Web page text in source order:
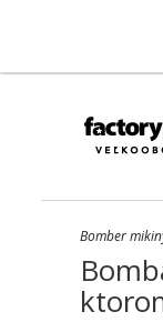
Bomber